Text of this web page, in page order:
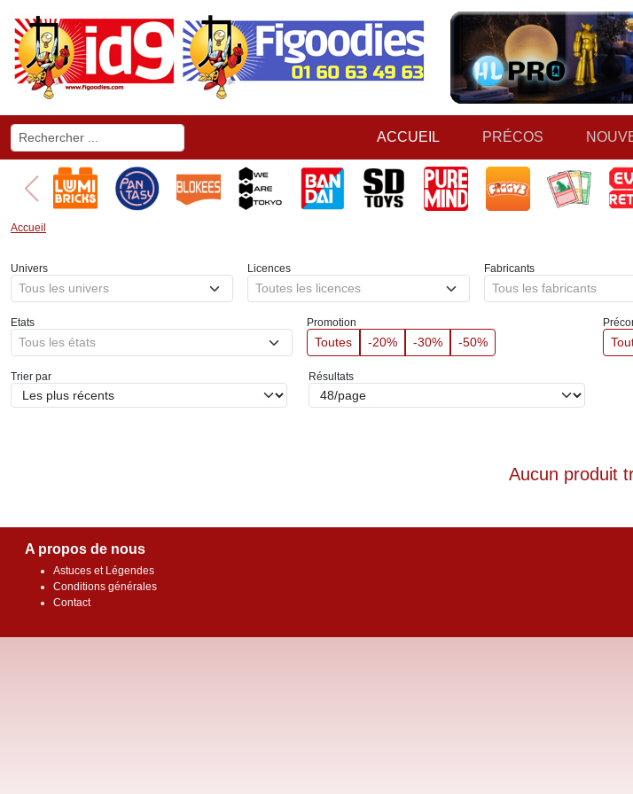
ACCUEIL PRÉCOS
Accueil
Univers
Tous les univers
Licences
Toutes les licences
Fabricants
Tous les fabricants
Etats
Tous les états
Promotion
Toutes -20% -30% -50%
Trier par Résultats
Aucun produit
A propos de nous
Astuces et Légendes
Conditions générales
Contact